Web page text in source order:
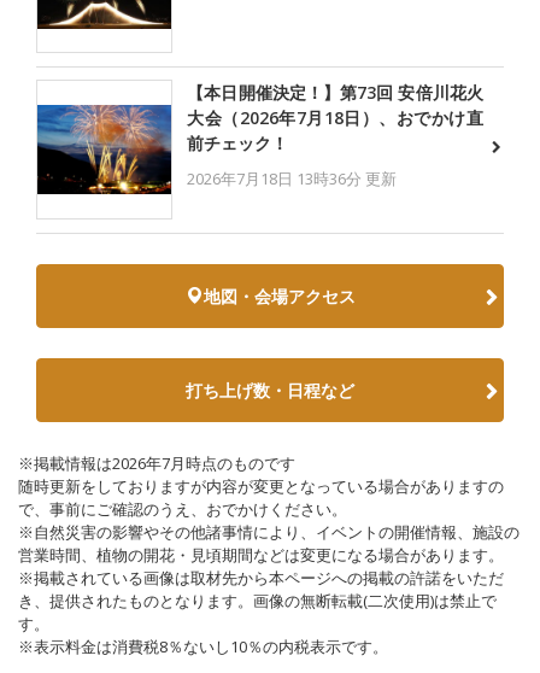
【本日開催決定！】第73回 安倍川花火
大会（2026年7月18日）、おでかけ直
前チェック！
2026年7月18日 13時36分 更新
地図・会場アクセス
打ち上げ数・日程など
※掲載情報は2026年7月時点のものです
随時更新をしておりますが内容が変更となっている場合がありますの
で、事前にご確認のうえ、おでかけください。
※自然災害の影響やその他諸事情により、イベントの開催情報、施設の
営業時間、植物の開花・見頃期間などは変更になる場合があります。
※掲載されている画像は取材先から本ページへの掲載の許諾をいただ
き、提供されたものとなります。画像の無断転載(二次使用)は禁止で
す。
※表示料金は消費税8％ないし10％の内税表示です。